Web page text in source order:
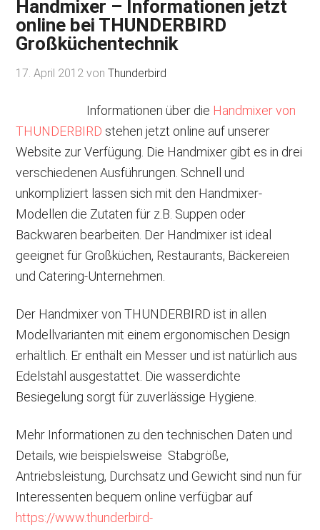
Handmixer – Informationen jetzt
online bei THUNDERBIRD
Großküchentechnik
17. April 2012 vonThunderbird
Informationen über die Handmixer von
THUNDERBIRD stehen jetzt online auf unserer
Website zur Verfügung. Die Handmixer gibt es in drei
verschiedenen Ausführungen. Schnell und
unkompliziert lassen sich mit den Handmixer-
Modellen die Zutaten für z.B. Suppen oder
Backwaren bearbeiten. Der Handmixer ist ideal
geeignet für Großküchen, Restaurants, Bäckereien
und Catering-Unternehmen.
Der Handmixer von THUNDERBIRD ist in allen
Modellvarianten mit einem ergonomischen Design
erhältlich. Er enthält ein Messer und ist natürlich aus
Edelstahl ausgestattet. Die wasserdichte
Besiegelung sorgt für zuverlässige Hygiene.
Mehr Informationen zu den technischen Daten und
Details, wie beispielsweise Stabgröße,
Antriebsleistung, Durchsatz und Gewicht sind nun für
Interessenten bequem online verfügbar auf
https://www.thunderbird-